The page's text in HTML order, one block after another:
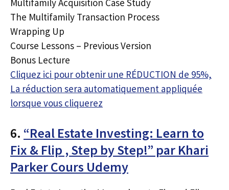
The Multifamily Transaction Process
Wrapping Up
Course Lessons – Previous Version
Bonus Lecture
Cliquez ici pour obtenir une RÉDUCTION de 95%,
La réduction sera automatiquement appliquée
lorsque vous cliquerez
6. “Real Estate Investing: Learn to
Fix & Flip , Step by Step!” par Khari
Parker Cours Udemy